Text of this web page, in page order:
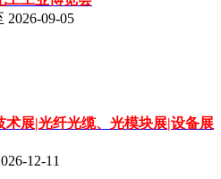
2026-09-05
术展|光纤光缆、光模块展|设备展
12-11